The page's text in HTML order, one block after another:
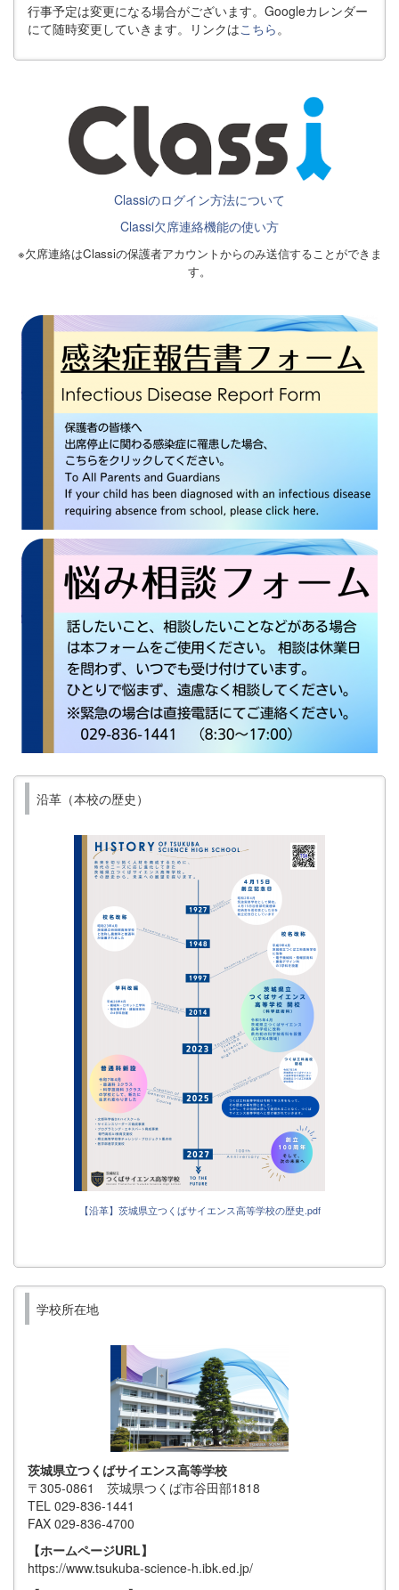
行事予定は変更になる場合がございます。Googleカレンダー
にて随時変更していきます。リンクはこちら 。
Classiのログイン方法について
Classi欠席連絡機能の使い方
※欠席連絡はClassiの保護者アカウントからのみ送信することができま
す。
沿革（本校の歴史）
【沿革】茨城県立つくばサイエンス高等学校の歴史.pdf
学校所在地
茨城県立つくばサイエンス高等学校
〒305-0861 茨城県つくば市谷田部1818
TEL 029-836-1441
FAX 029-836-4700
【ホームページURL】
https://www.tsukuba-science-h.ibk.ed.jp/